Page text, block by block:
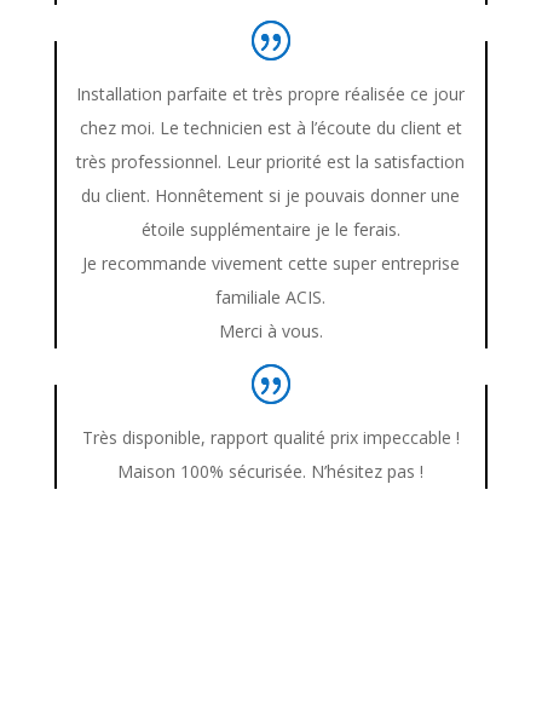
Installation parfaite et très propre réalisée ce jour
chez moi. Le technicien est à l’écoute du client et
très professionnel. Leur priorité est la satisfaction
du client. Honnêtement si je pouvais donner une
étoile supplémentaire je le ferais.
Je recommande vivement cette super entreprise
familiale ACIS.
Merci à vous.
Très disponible, rapport qualité prix impeccable !
Maison 100% sécurisée. N’hésitez pas !